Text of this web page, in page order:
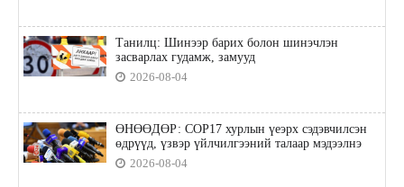
Танилц: Шинээр барих болон шинэчлэн
засварлах гудамж, замууд
2026-08-04
ӨНӨӨДӨР: COP17 хурлын үеэрх сэдэвчилсэн
өдрүүд, үзвэр үйлчилгээний талаар мэдээлнэ
2026-08-04